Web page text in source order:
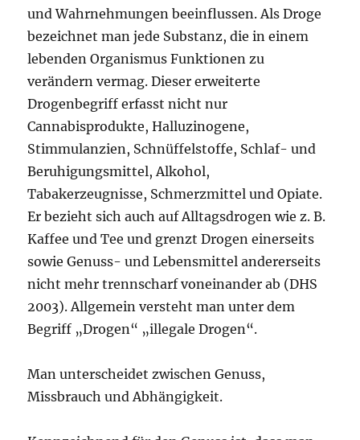
und Wahrnehmungen beeinflussen. Als Droge
bezeichnet man jede Substanz, die in einem
lebenden Organismus Funktionen zu
verändern vermag. Dieser erweiterte
Drogenbegriff erfasst nicht nur
Cannabisprodukte, Halluzinogene,
Stimmulanzien, Schnüffelstoffe, Schlaf- und
Beruhigungsmittel, Alkohol,
Tabakerzeugnisse, Schmerzmittel und Opiate.
Er bezieht sich auch auf Alltagsdrogen wie z. B.
Kaffee und Tee und grenzt Drogen einerseits
sowie Genuss- und Lebensmittel andererseits
nicht mehr trennscharf voneinander ab (DHS
2003). Allgemein versteht man unter dem
Begriff „Drogen“ „illegale Drogen“.
Man unterscheidet zwischen Genuss,
Missbrauch und Abhängigkeit.